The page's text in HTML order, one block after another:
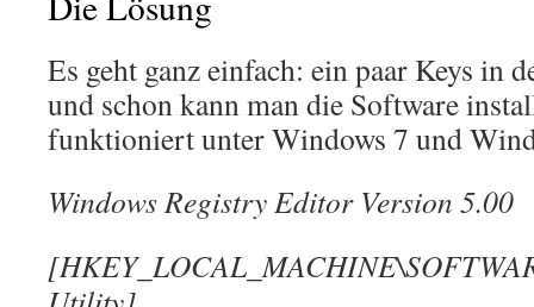
Es geht ganz einfach: ein paar Keys in
und schon kann man die Software
funktioniert unter Windows 7 und
Windows Registry Editor Version 5.00